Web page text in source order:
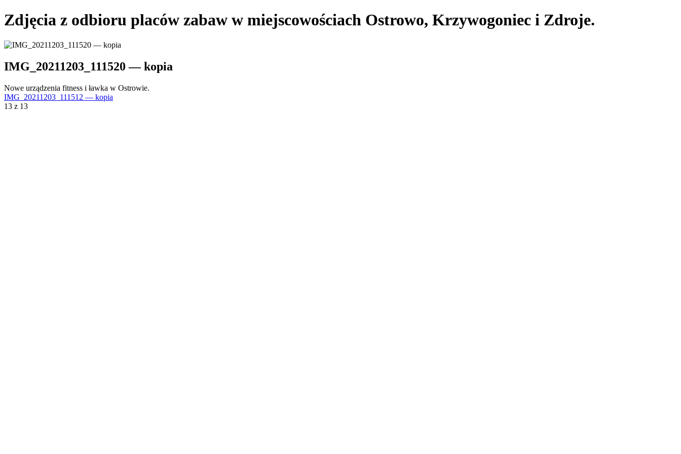
Zdjęcia z odbioru placów zabaw w miejscowościach Ostrowo, Krzywogoniec i Zdroje.
IMG_20211203_111520 — kopia
Nowe urządzenia fitness i ławka w Ostrowie.
IMG_20211203_111512 — kopia
13 z 13